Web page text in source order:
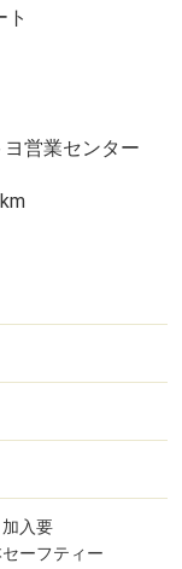
ト
営業センター
入要
ーフティー